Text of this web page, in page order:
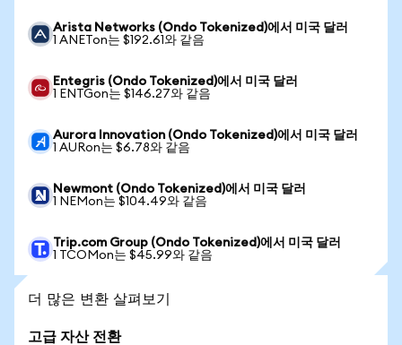
Arista Networks (Ondo Tokenized)에서 미국 달러
1 ANETon는 $192.61와 같음
Entegris (Ondo Tokenized)에서 미국 달러
1 ENTGon는 $146.27와 같음
Aurora Innovation (Ondo Tokenized)에서 미국 달러
1 AURon는 $6.78와 같음
Newmont (Ondo Tokenized)에서 미국 달러
1 NEMon는 $104.49와 같음
Trip.com Group (Ondo Tokenized)에서 미국 달러
1 TCOMon는 $45.99와 같음
더 많은 변환 살펴보기
고급 자산 전환